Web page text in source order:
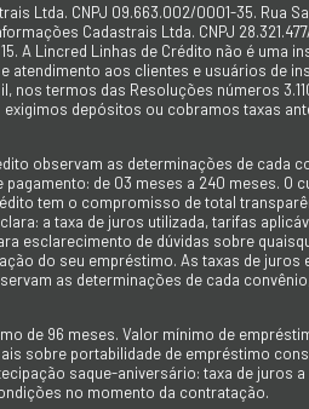
Ltda. CNPJ 09.663.002/0001-35. Rua
Cadastrais Ltda. CNPJ
A Lincred Linhas de Crédito não é uma
atendimento aos clientes e usuários de
nos termos das Resoluções números
depósitos ou cobramos taxas
observam as determinações de cada
de 03 meses a 240 meses. O
tem o compromisso de total
a taxa de juros utilizada, tarifas
esclarecimento de dúvidas sobre
do seu empréstimo. As taxas de juros
as determinações de cada
de 96 meses. Valor mínimo de
sobre portabilidade de empréstimo
saque-aniversário: taxa de juros
no momento da contratação.